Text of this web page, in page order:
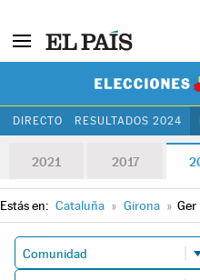
DIRECTO RESULTADOS 2024
2021 2017
Estás en: Cataluña » Girona » Ger